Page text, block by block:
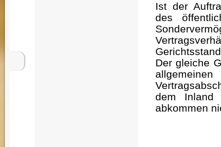
Ist der
des
Der gleiche
dem Inland
abkommen